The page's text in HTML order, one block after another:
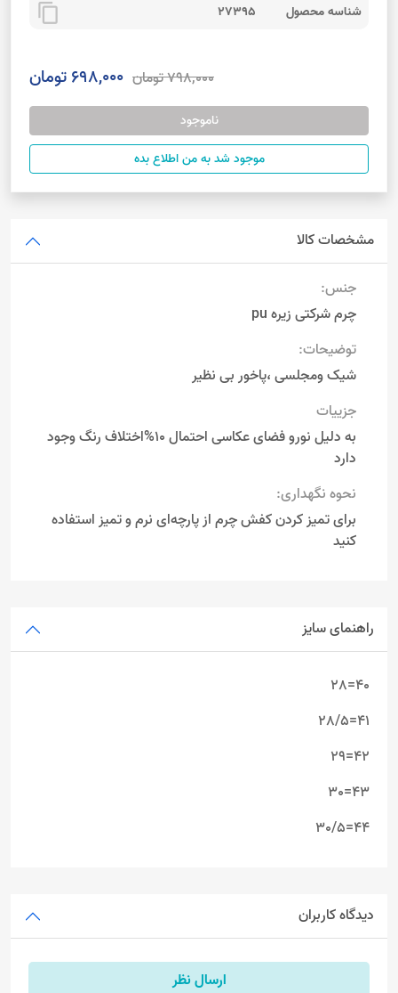
شناسه محصول 27395
content_copy
798,000 تومان 698,000 تومان
ناموجود
موجود شد به من اطلاع بده
مشخصات کالا
جنس:
چرم شرکتی زیره pu
توضیحات:
شیک ومجلسی ،پاخور بی نظیر
جزییات
به دلیل نورو فضای عکاسی احتمال 10%اختلاف رنگ وجود
دارد
نحوه نگهداری:
برای تمیز کردن کفش چرم از پارچه‌ای نرم و تمیز استفاده
کنید
راهنمای سایز
40=28
41=28/5
42=29
43=30
44=30/5
دیدگاه کاربران
ارسال نظر